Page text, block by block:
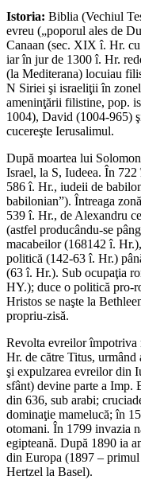
Istoria: Biblia (Vechiul
evreu („poporul ales de
Canaan (sec. XIX î. Hr.
iar în jur de 1300 î. Hr.
(la Mediterana) locuiau
N Siriei şi israeliţii în
ameninţării filistine, pop.
1004), David (1004-965)
cucereşte Ierusalimul.
După moartea lui
Israel, la S, Iudeea. În
586 î. Hr., iudeii de
babilonian”). Întreaga
539 î. Hr., de Alexandru
(astfel producân­du-se
macabeilor (168­142 î.
politică (142-63 î. Hr.)
(63 î. Hr.). Sub ocupaţia
HY.); duce o politică pro-
Hristos se naşte la
propriu-zisă.
Revolta evreilor împotriva
Hr. de către Titus,
şi expulzarea evreilor din
sfânt) devine parte a Imp.
din 636, sub arabi;
dominaţie mamelucă; în
otomani. În 1799 invazia
egipteană. După 1890 ia
din Europa (1897 –
Hertzel la Basel).